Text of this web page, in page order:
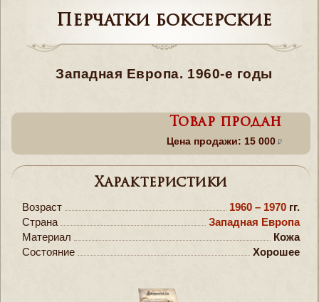
Перчатки боксерские
Западная Европа. 1960-е годы
Товар продан
Цена продажи: 15 000
Характеристики
Возраст 1960 – 1970 гг.
Страна
Западная Европа
Материал
Кожа
Состояние
Хорошее